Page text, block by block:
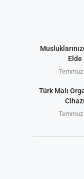
Elde
Türk Malı